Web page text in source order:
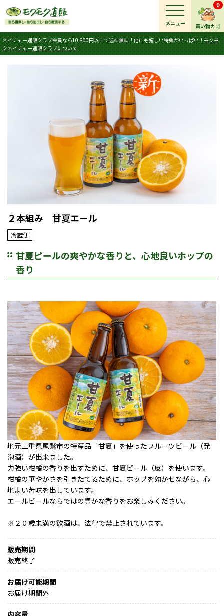
買い物カゴ
0
ネイチャー通販クラブ会員なら10,800円以上で送料無料！他にも嬉しい特典がいっぱい！ モクモ
クネイチャー通販クラブについて
メニュー
２本組み 甘夏エール
冷蔵便
甘夏ピールの爽やかな香りと、心地良いホップの
香り
地元三重県尾鷲市の特産品「甘夏」を使ったフルーツビール（発
泡酒）が出来ました。
力強い柑橘の香りを出すために、甘夏ピール（皮）を使います。
柑橘の華やかさを引きたてるために、ホップを効かせながら、心
地よい苦味を出しています。
エールビールならではの豊かな香りをお楽しみください。
※２０歳未満の飲酒は、法律で禁止されています。
販売期間
販売終了
お届け可能期間
お届け期間外